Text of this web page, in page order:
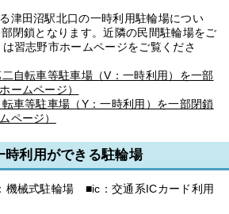
津田沼駅北口の一時利用駐輪場につい
閉鎖となります。近隣の民間駐輪場をご
習志野市ホームページをご覧くださ
自転車等駐車場（V：一時利用）を一部
ームページ）
車等駐車場（Y：一時利用）を一部閉鎖
ページ）
利用ができる駐輪場
械式駐輪場 ■ic：交通系ICカード利用